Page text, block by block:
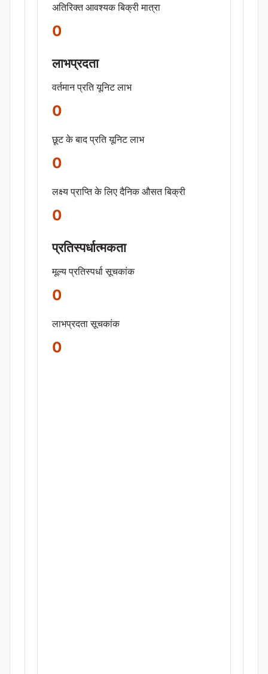
अतिरिक्त आवश्यक बिक्री मात्रा
0
लाभप्रदता
वर्तमान प्रति यूनिट लाभ
0
छूट के बाद प्रति यूनिट लाभ
0
लक्ष्य प्राप्ति के लिए दैनिक औसत बिक्री
0
प्रतिस्पर्धात्मकता
मूल्य प्रतिस्पर्धा सूचकांक
0
लाभप्रदता सूचकांक
0